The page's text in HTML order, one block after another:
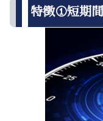
特徴①短期